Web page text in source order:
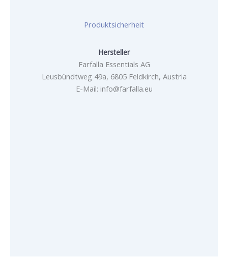
Produktsicherheit
Hersteller
Farfalla Essentials AG
Leusbündtweg 49a, 6805 Feldkirch, Austria
E-Mail: info@farfalla.eu